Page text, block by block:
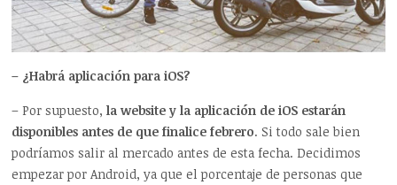
– ¿Habrá aplicación para iOS?
– Por supuesto, la website y la aplicación de iOS estarán
disponibles antes de que finalice febrero. Si todo sale bien
podríamos salir al mercado antes de esta fecha. Decidimos
empezar por Android, ya que el porcentaje de personas que